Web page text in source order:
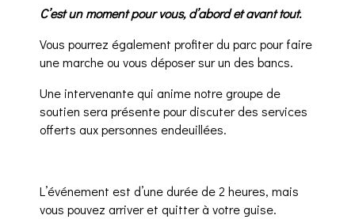
C’est un moment pour vous, d’abord et avant tout.
Vous pourrez également profiter du parc pour faire
une marche ou vous déposer sur un des bancs.
Une intervenante qui anime notre groupe de
soutien sera présente pour discuter des services
offerts aux personnes endeuillées.
L’événement est d’une durée de 2 heures, mais
vous pouvez arriver et quitter à votre guise.